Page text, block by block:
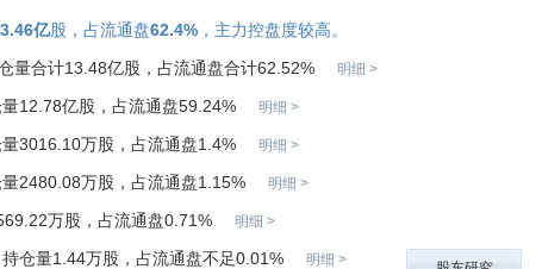
亿股，占流通盘62.4% ，主力控盘度较高。
量合计13.48亿股，占流通盘合计62.52% 明细 >
12.78亿股，占流通盘59.24% 明细 >
3016.10万股，占流通盘1.4% 明细 >
2480.08万股，占流通盘1.15% 明细 >
万股，占流通盘0.71% 明细 >
仓量1.44万股，占流通盘不足0.01% 明细 >